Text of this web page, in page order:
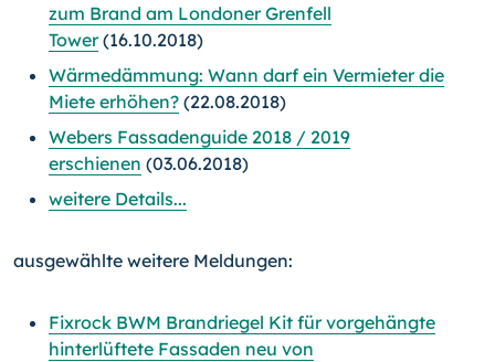
zum Brand am Londoner Grenfell
Tower(16.10.2018)
Wärmedämmung: Wann darf ein Vermieter die
Miete erhöhen? (22.08.2018)
Webers Fassadenguide 2018 / 2019
erschienen (03.06.2018)
weitere Details...
ausgewählte weitere Meldungen:
Fixrock BWM Brandriegel Kit für vorgehängte
hinterlüftete Fassaden neu von